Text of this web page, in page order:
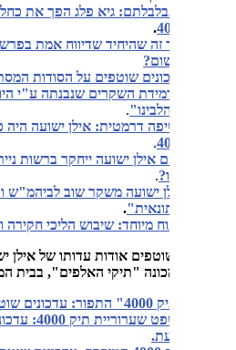
גיא פלג הפך את כחלון, גבאי
שוטפים על הסודות המסתתרים בעדות
השקרים שנבנתה ע"י היועמ"ש
דרמטית: אילן ישועה היה כנראה
אילן ישועה ייחקר ברשות ניירות הערך
ישועה משקר שוב לביהמ"ש וטוען: "לא
מיוחד: שיבוש הליכי חקירה ומשפט בהיקף
אודות עדותו של אילן ישועה
"תיקי האלפים", בבית המשפט
משפט שערוריית תיק 4000: